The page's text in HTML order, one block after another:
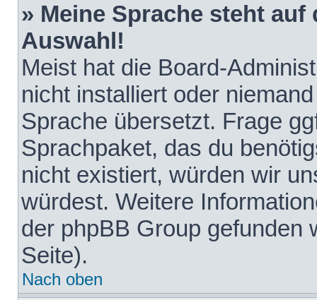
» Meine Sprache steht
Auswahl!
Meist hat die Board-
nicht installiert oder
Sprache übersetzt. Frage
Sprachpaket, das du
nicht existiert, würden wir
würdest. Weitere
der phpBB Group gefunden
Seite).
Nach oben